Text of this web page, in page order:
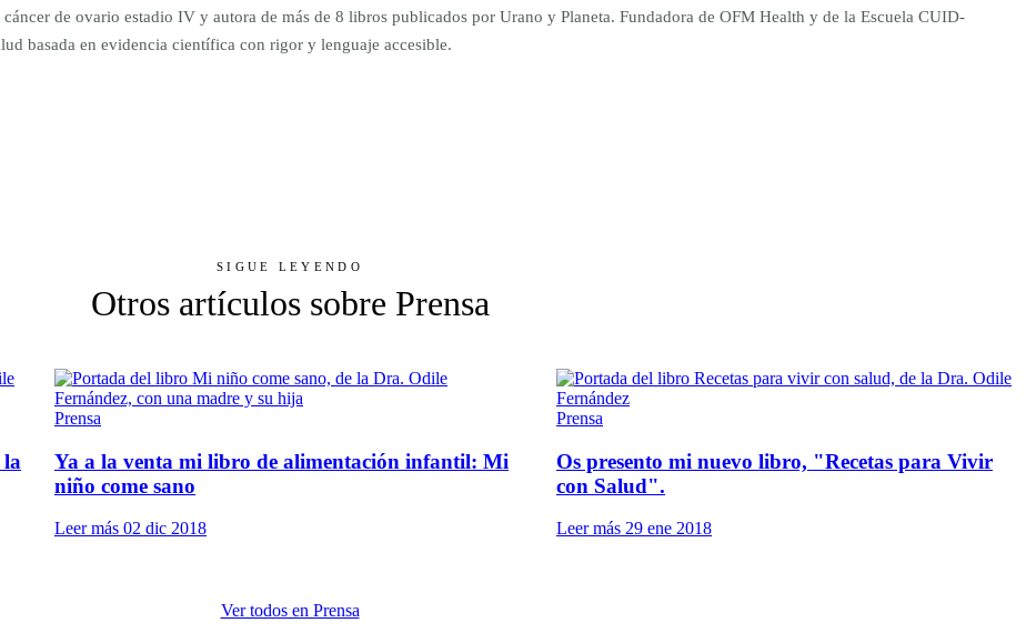
de ovario estadio IV y autora de más de 8 libros publicados por Urano y Planeta. Fundadora de OFM Health y de la Escuela CUID-
basada en evidencia científica con rigor y lenguaje accesible.
SIGUE LEYENDO
Otros artículos sobre Prensa
la
Prensa
Ya a la venta mi libro de alimentación infantil: Mi
niño come sano
Leer más 02 dic 2018
Prensa
Os presento mi nuevo libro, "Recetas para Vivir
con Salud".
Leer más 29 ene 2018
Ver todos en Prensa